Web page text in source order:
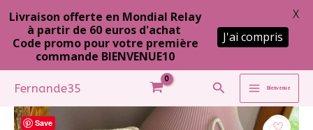
contenu
Fernande35 RechercherBienvenue
Save
Livraison offerte en Mondial Relay
à partir de 60 euros d'achat
Code promo pour votre première
commande BIENVENUE10
J'ai compris
X